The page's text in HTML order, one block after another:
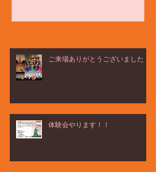
ご来場ありがとうございました！
体験会やります！！